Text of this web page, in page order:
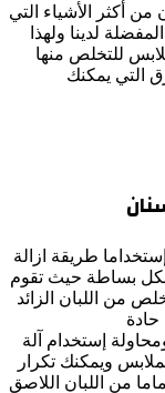
من أكثر الأشياء التي
لدينا ولهذا
للتخلص منها
التي يمكنك
طريقة ازالة
بكل بساطة حيث تقوم
من اللبان الزائد
حادة
إستخدام آلة
ويمكنك تكرار
من اللبان اللاصق